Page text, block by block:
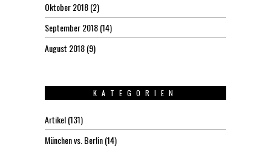
Oktober 2018(2)
September 2018(14)
August 2018(9)
KATEGORIEN
Artikel(131)
München vs. Berlin(14)